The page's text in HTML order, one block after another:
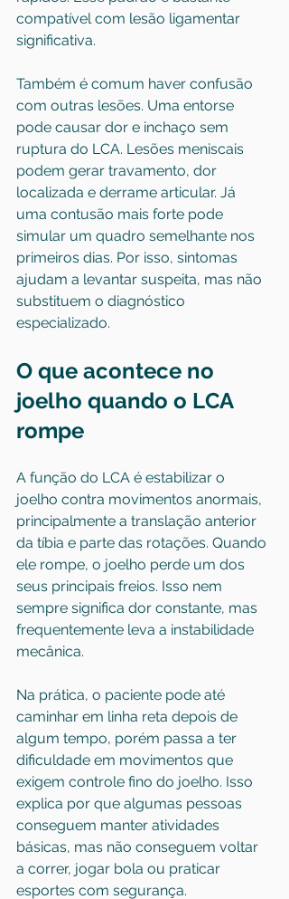
compatível com lesão ligamentar
significativa.
Também é comum haver confusão
com outras lesões. Uma entorse
pode causar dor e inchaço sem
ruptura do LCA. Lesões meniscais
podem gerar travamento, dor
localizada e derrame articular. Já
uma contusão mais forte pode
simular um quadro semelhante nos
primeiros dias. Por isso, sintomas
ajudam a levantar suspeita, mas não
substituem o diagnóstico
especializado.
O que acontece no
joelho quando o LCA
rompe
A função do LCA é estabilizar o
joelho contra movimentos anormais,
principalmente a translação anterior
da tíbia e parte das rotações. Quando
ele rompe, o joelho perde um dos
seus principais freios. Isso nem
sempre significa dor constante, mas
frequentemente leva a instabilidade
mecânica.
Na prática, o paciente pode até
caminhar em linha reta depois de
algum tempo, porém passa a ter
dificuldade em movimentos que
exigem controle fino do joelho. Isso
explica por que algumas pessoas
conseguem manter atividades
básicas, mas não conseguem voltar
a correr, jogar bola ou praticar
esportes com segurança.